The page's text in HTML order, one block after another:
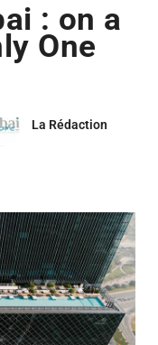
: on a
One
La Rédaction